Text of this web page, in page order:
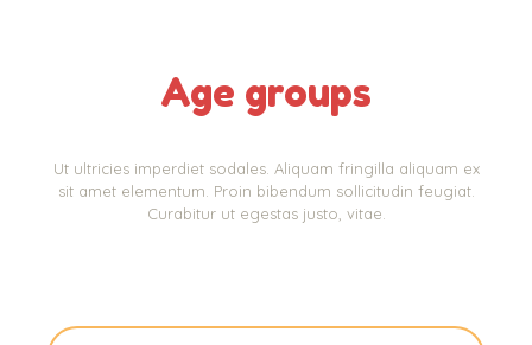
Age groups
Ut ultricies imperdiet sodales. Aliquam fringilla aliquam ex
sit amet elementum. Proin bibendum sollicitudin feugiat.
Curabitur ut egestas justo, vitae.